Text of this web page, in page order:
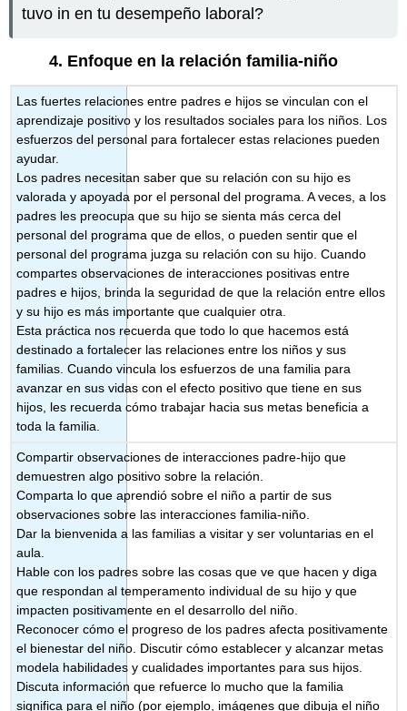
tuvo in en tu desempeño laboral?
4. Enfoque en la relación familia-niño
Las fuertes relaciones entre padres e hijos se vinculan con el
aprendizaje positivo y los resultados sociales para los niños. Los
esfuerzos del personal para fortalecer estas relaciones pueden
ayudar.
Los padres necesitan saber que su relación con su hijo es
valorada y apoyada por el personal del programa. A veces, a los
padres les preocupa que su hijo se sienta más cerca del
personal del programa que de ellos, o pueden sentir que el
personal del programa juzga su relación con su hijo. Cuando
compartes observaciones de interacciones positivas entre
padres e hijos, brinda la seguridad de que la relación entre ellos
y su hijo es más importante que cualquier otra.
Esta práctica nos recuerda que todo lo que hacemos está
destinado a fortalecer las relaciones entre los niños y sus
familias. Cuando vincula los esfuerzos de una familia para
avanzar en sus vidas con el efecto positivo que tiene en sus
hijos, les recuerda cómo trabajar hacia sus metas beneficia a
toda la familia.
Compartir observaciones de interacciones padre-hijo que
demuestren algo positivo sobre la relación.
Comparta lo que aprendió sobre el niño a partir de sus
observaciones sobre las interacciones familia-niño.
Dar la bienvenida a las familias a visitar y ser voluntarias en el
aula.
Hable con los padres sobre las cosas que ve que hacen y diga
que respondan al temperamento individual de su hijo y que
impacten positivamente en el desarrollo del niño.
Reconocer cómo el progreso de los padres afecta positivamente
el bienestar del niño. Discutir cómo establecer y alcanzar metas
modela habilidades y cualidades importantes para sus hijos.
Discuta información que refuerce lo mucho que la familia
significa para el niño (por ejemplo, imágenes que dibuja el niño